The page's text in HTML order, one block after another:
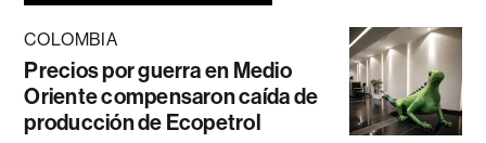
COLOMBIA
Precios por guerra en Medio
Oriente compensaron caída de
producción de Ecopetrol